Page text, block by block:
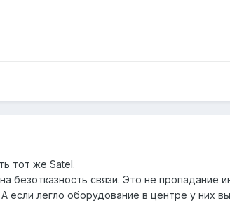
тот же Satel.
безотказность связи. Это не
если легло оборудование в центре у них